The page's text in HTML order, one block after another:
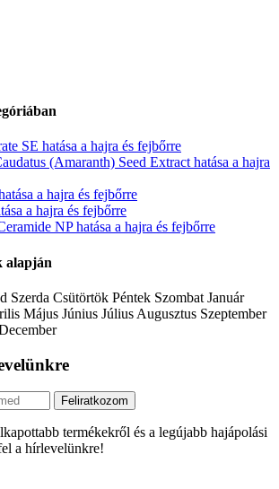
SE hatása a hajra és fejbőrre
(Amaranth) Seed Extract hatása a hajra
a hajra és fejbőrre
a hajra és fejbőrre
NP hatása a hajra és fejbőrre
alapján
Szerda Csütörtök Péntek Szombat Január
Május Június Július Augusztus Szeptember
Feliratkozom
termékekről és a legújabb hajápolási
a hírlevelünkre!